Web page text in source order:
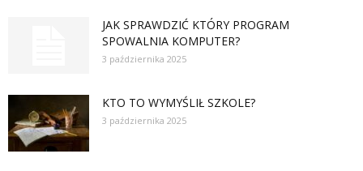
JAK SPRAWDZIĆ KTÓRY PROGRAM
SPOWALNIA KOMPUTER?
3 października 2025
KTO TO WYMYŚLIŁ SZKOLE?
3 października 2025